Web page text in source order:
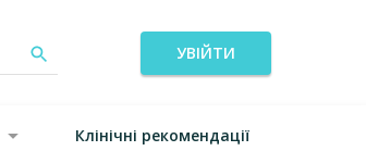
УВІЙТИ
Клінічні рекомендації